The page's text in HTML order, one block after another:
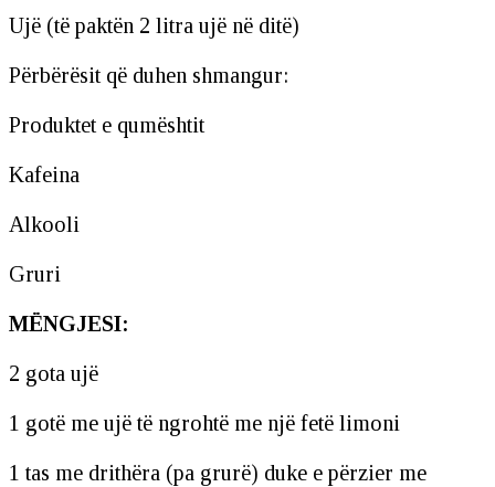
Ujë (të paktën 2 litra ujë në ditë)
Përbërësit që duhen shmangur:
Produktet e qumështit
Kafeina
Alkooli
Gruri
MËNGJESI:
2 gota ujë
1 gotë me ujë të ngrohtë me një fetë limoni
1 tas me drithëra (pa grurë) duke e përzier me